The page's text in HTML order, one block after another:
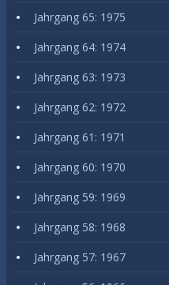
Jahrgang 65: 1975
Jahrgang 64: 1974
Jahrgang 63: 1973
Jahrgang 62: 1972
Jahrgang 61: 1971
Jahrgang 60: 1970
Jahrgang 59: 1969
Jahrgang 58: 1968
Jahrgang 57: 1967